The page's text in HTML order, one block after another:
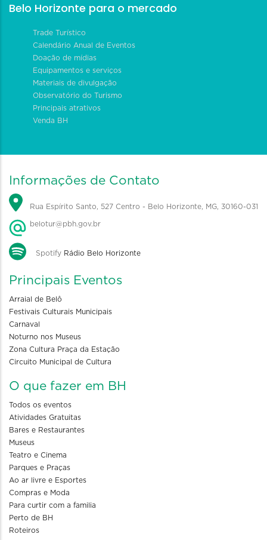
Belo Horizonte para o mercado
Trade Turístico
Calendário Anual de Eventos
Doação de mídias
Equipamentos e serviços
Materiais de divulgação
Observatório do Turismo
Principais atrativos
Venda BH
Informações de Contato
Rua Espírito Santo, 527 Centro - Belo Horizonte, MG, 30160-031
belotur@pbh.gov.br
Spotify Rádio Belo Horizonte
Principais Eventos
Arraial de Belô
Festivais Culturais Municipais
Carnaval
Noturno nos Museus
Zona Cultura Praça da Estação
Circuito Municipal de Cultura
O que fazer em BH
Todos os eventos
Atividades Gratuitas
Bares e Restaurantes
Museus
Teatro e Cinema
Parques e Praças
Ao ar livre e Esportes
Compras e Moda
Para curtir com a familia
Perto de BH
Roteiros